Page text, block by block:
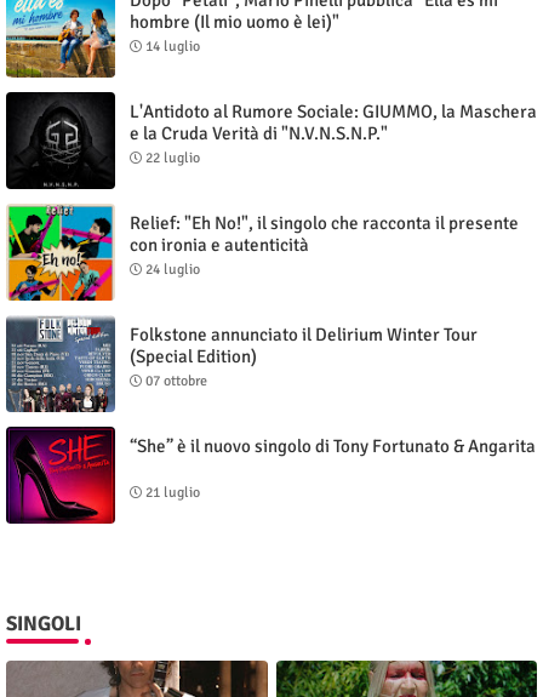
hombre (Il mio uomo è lei)"
14 luglio
L'Antidoto al Rumore Sociale: GIUMMO, la Maschera
e la Cruda Verità di "N.V.N.S.N.P."
22 luglio
Relief: "Eh No!", il singolo che racconta il presente
con ironia e autenticità
24 luglio
Folkstone annunciato il Delirium Winter Tour
(Special Edition)
07 ottobre
“She” è il nuovo singolo di Tony Fortunato & Angarita
21 luglio
SINGOLI